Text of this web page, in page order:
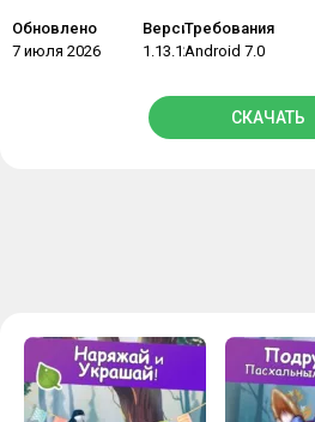
Обновлено
7 июля 2026
Версия
1.13.123
Требования
Android 7.0
СКАЧАТЬ